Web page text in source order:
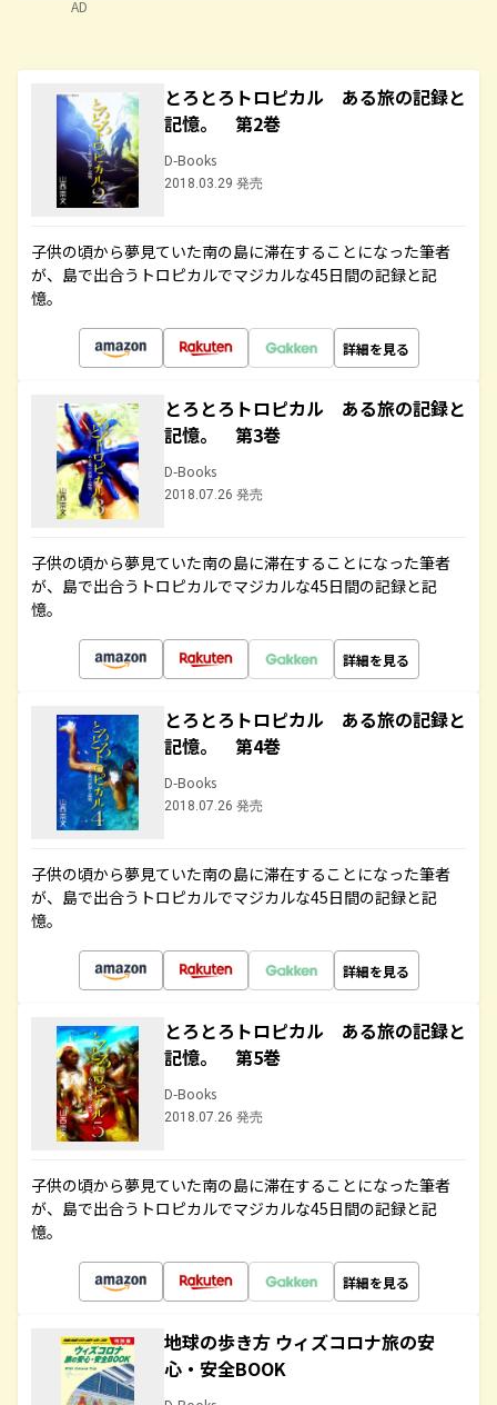
AD
とろとろトロピカル ある旅の記録と
記憶。 第2巻
D-Books
2018.03.29 発売
子供の頃から夢見ていた南の島に滞在することになった筆者
が、島で出合うトロピカルでマジカルな45日間の記録と記
憶。
詳細を見る
とろとろトロピカル ある旅の記録と
記憶。 第3巻
D-Books
2018.07.26 発売
子供の頃から夢見ていた南の島に滞在することになった筆者
が、島で出合うトロピカルでマジカルな45日間の記録と記
憶。
詳細を見る
とろとろトロピカル ある旅の記録と
記憶。 第4巻
D-Books
2018.07.26 発売
子供の頃から夢見ていた南の島に滞在することになった筆者
が、島で出合うトロピカルでマジカルな45日間の記録と記
憶。
詳細を見る
とろとろトロピカル ある旅の記録と
記憶。 第5巻
D-Books
2018.07.26 発売
子供の頃から夢見ていた南の島に滞在することになった筆者
が、島で出合うトロピカルでマジカルな45日間の記録と記
憶。
詳細を見る
地球の歩き方 ウィズコロナ旅の安
心・安全BOOK